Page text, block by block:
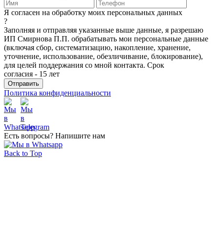
Я согласен на обработку моих персональных данных
?
Заполняя и отправляя указанные выше данные, я разрешаю
ИП Смирнова П.П. обрабатывать мои персональные данные
(включая сбор, систематизацию, накопление, хранение,
уточнение, использование, обезличивание, блокирование),
для целей поддержания со мной контакта. Срок
согласия - 15 лет
Политика конфиденциальности
Есть вопросы? Напишите нам
Back to Top